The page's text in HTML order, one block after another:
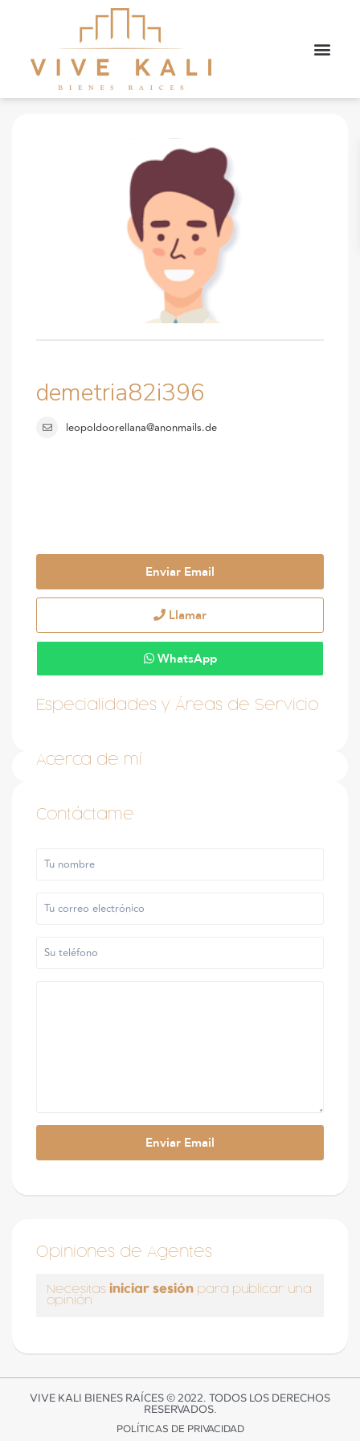
demetria82i396
leopoldoorellana@anonmails.de
Enviar Email
Llamar
WhatsApp
Especialidades y Áreas de Servicio
Acerca de mí
Contáctame
Opiniones de Agentes
Necesitas iniciar sesión para publicar una
opinión
VIVE KALI BIENES RAÍCES © 2022. TODOS LOS DERECHOS
RESERVADOS.
POLÍTICAS DE PRIVACIDAD